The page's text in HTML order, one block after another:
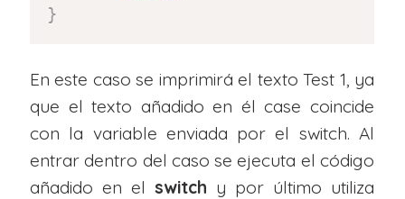
}
En este caso se imprimirá el texto Test 1, ya
que el texto añadido en él case coincide
con la variable enviada por el switch. Al
entrar dentro del caso se ejecuta el código
añadido en el switch y por último utiliza